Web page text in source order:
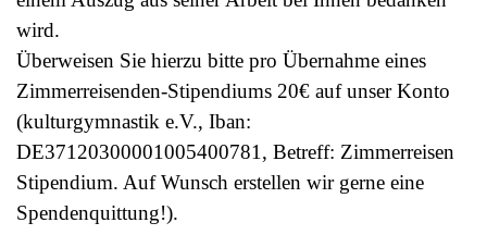
wird.
Überweisen Sie hierzu bitte pro Übernahme eines
Zimmerreisenden-Stipendiums 20€ auf unser Konto
(kulturgymnastik e.V., Iban:
DE37120300001005400781, Betreff: Zimmerreisen
Stipendium. Auf Wunsch erstellen wir gerne eine
Spendenquittung!).